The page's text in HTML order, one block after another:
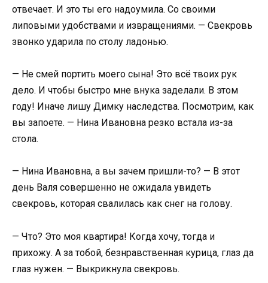
отвечает. И это ты его надоумила. Со своими
липовыми удобствами и извращениями. — Свекровь
звонко ударила по столу ладонью.
— Не смей портить моего сына! Это всё твоих рук
дело. И чтобы быстро мне внука заделали. В этом
году! Иначе лишу Димку наследства. Посмотрим, как
вы запоете. — Нина Ивановна резко встала из-за
стола.
— Нина Ивановна, а вы зачем пришли-то? — В этот
день Валя совершенно не ожидала увидеть
свекровь, которая свалилась как снег на голову.
— Что? Это моя квартира! Когда хочу, тогда и
прихожу. А за тобой, безнравственная курица, глаз да
глаз нужен. — Выкрикнула свекровь.